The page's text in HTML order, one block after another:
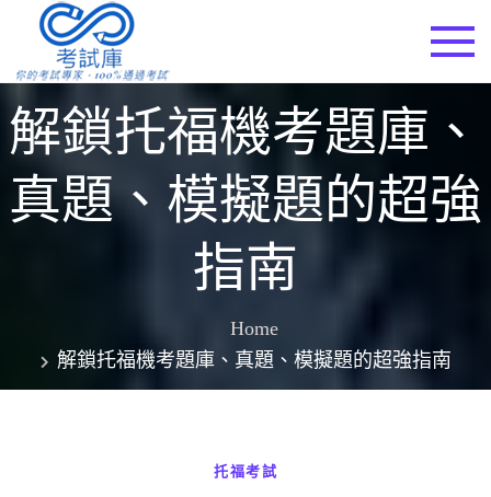
content
解鎖托福機考題庫、
真題、模擬題的超強
指南
Home
解鎖托福機考題庫、真題、模擬題的超強指南
托福考試